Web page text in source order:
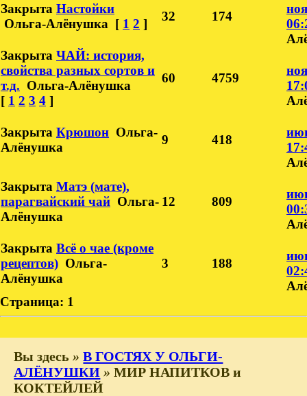
Закрыта Настойки
Ольга-Алёнушка [ 1 2 ]
32 174
Закрыта ЧАЙ: история,
свойства разных сортов и
т.д. Ольга-Алёнушка
[ 1 2 3 4 ]
60 4759
Закрыта Крюшон Ольга-
Алёнушка
9 418
Закрыта Матэ (мате),
парагвайский чай Ольга-
Алёнушка
12 809
Закрыта Всё о чае (кроме
рецептов) Ольга-
Алёнушка
3 188
Страница: 1
Вы здесь »В ГОСТЯХ У ОЛЬГИ-
АЛЁНУШКИ »МИР НАПИТКОВ и
КОКТЕЙЛЕЙ